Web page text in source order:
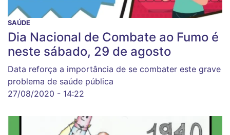
SAÚDE
Dia Nacional de Combate ao Fumo é
neste sábado, 29 de agosto
Data reforça a importância de se combater este grave
problema de saúde pública
27/08/2020 - 14:22